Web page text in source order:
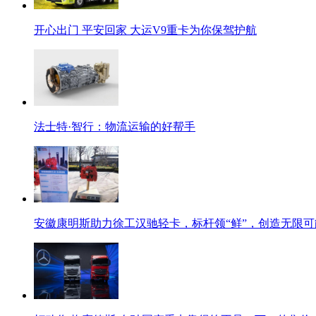
开心出门 平安回家 大运V9重卡为你保驾护航
法士特·智行：物流运输的好帮手
安徽康明斯助力徐工汉驰轻卡，标杆领“鲜”，创造无限